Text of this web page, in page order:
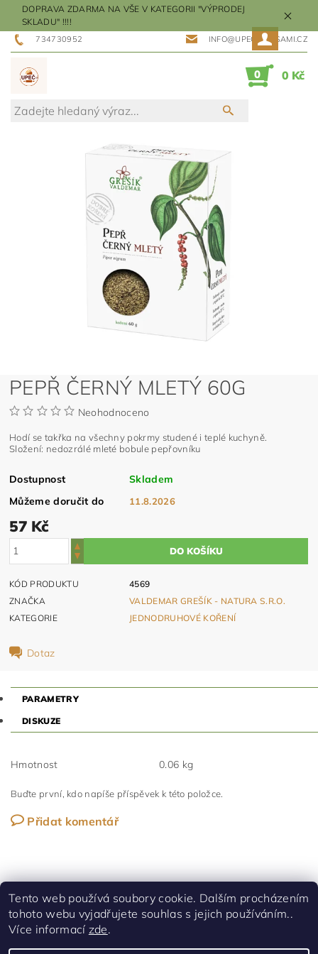
DOPRAVA ZDARMA NA VŠE V KATEGORII "VÝPRODEJ
SKLADU" !!!!
734730952 INFO@UPECMESISAMI.CZ
0 0 Kč
PEPŘ ČERNÝ MLETÝ 60G
Neohodnoceno
Hodí se takřka na všechny pokrmy studené i teplé kuchyně.
Složení: nedozrálé mleté bobule pepřovníku
Dostupnost
Skladem
Můžeme doručit do
11.8.2026
57 Kč
KÓD PRODUKTU
4569
ZNAČKA
VALDEMAR GREŠÍK - NATURA S.R.O.
KATEGORIE
JEDNODRUHOVÉ KOŘENÍ
Dotaz
PARAMETRY
DISKUZE
Hmotnost 0.06 kg
Buďte první, kdo napíše příspěvek k této položce.
Přidat komentář
Shoptet.cz Facebook
Tento web používá soubory cookie. Dalším procházením
tohoto webu vyjadřujete souhlas s jejich používáním..
Více informací zde.